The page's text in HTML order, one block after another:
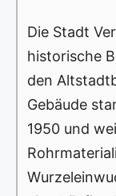
Die Stadt
historische
den
Gebäude
1950 und